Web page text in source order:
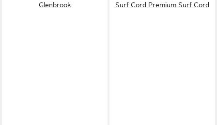
Glenbrook
Surf Cord Premium Surf Cord